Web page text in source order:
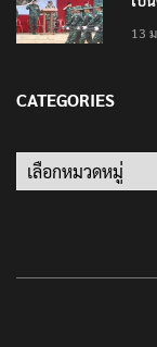
13
CATEGORIES
Categories